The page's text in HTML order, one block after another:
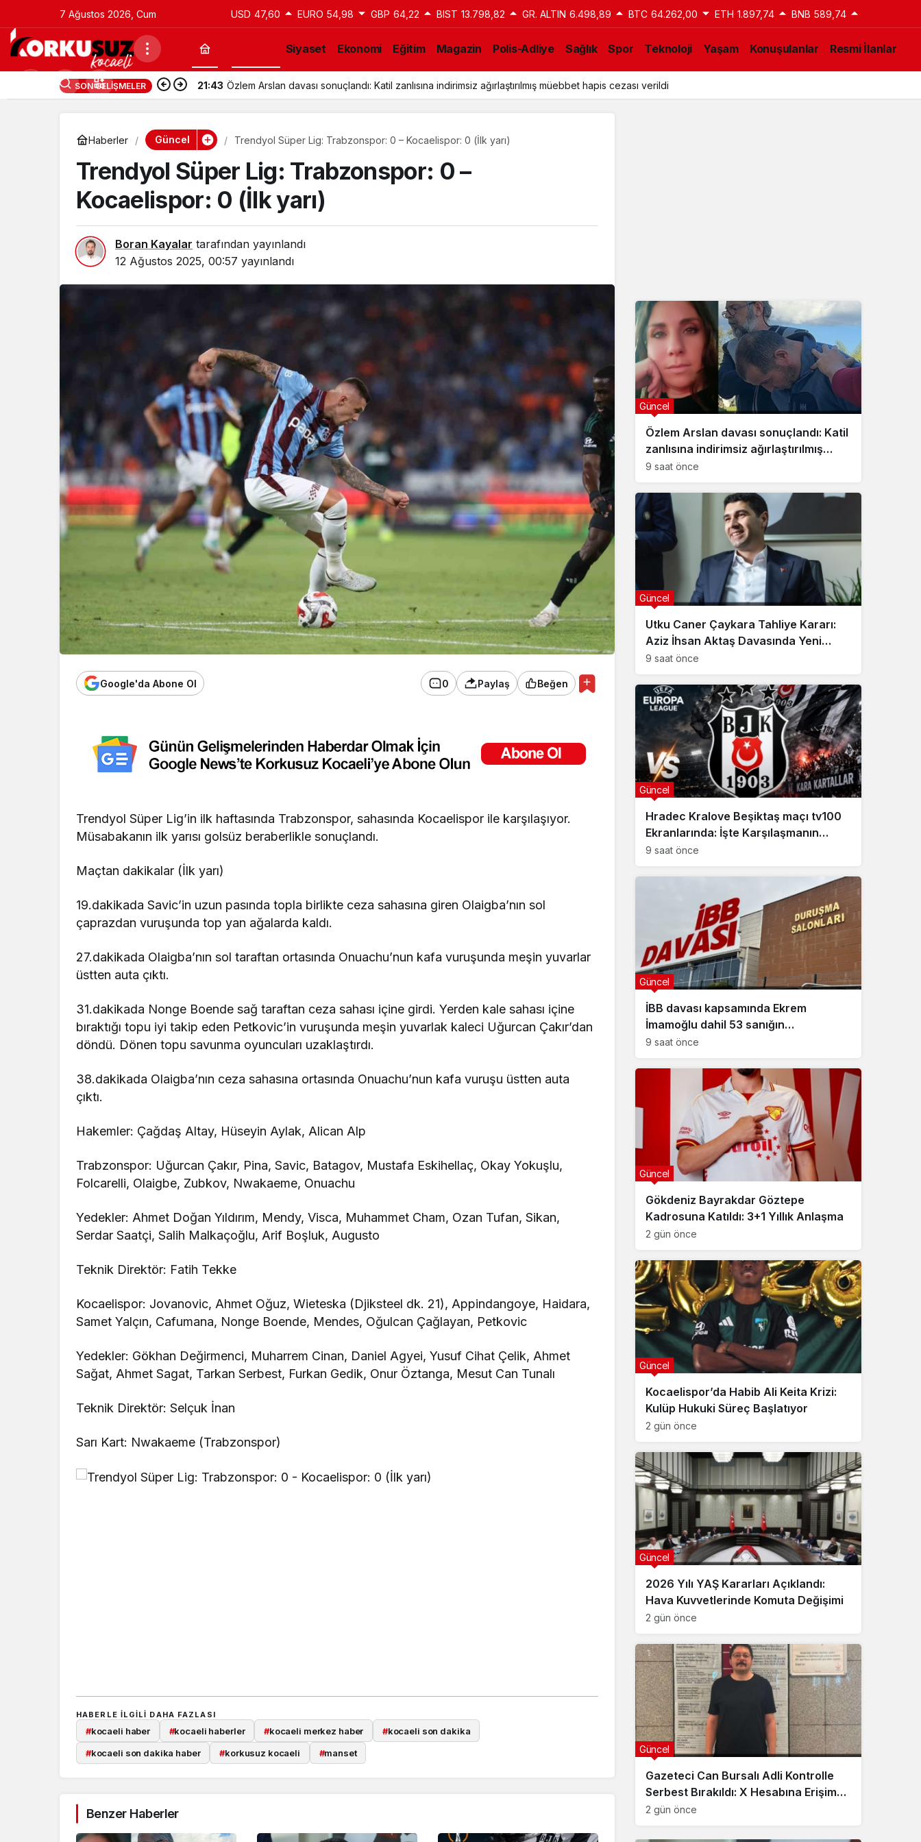
7 Ağustos 2026, Cum USD 47,60 EURO 54,98 GBP 64,22 BIST 13.798,82 GR. ALTIN 6.498,89 BTC 64.262,00 ETH 1.897,74 BNB 589,74
Siyaset Ekonomi Eğitim Magazin Polis-Adliye Sağlık Spor Teknoloji Yaşam Konuşulanlar Resmi İlanlar
SON GELIŞMELER 21:43 Özlem Arslan davası sonuçlandı: Katil zanlısına indirimsiz ağırlaştırılmış müebbet hapis cezası verildi
Haberler Güncel Trendyol Süper Lig: Trabzonspor: 0 – Kocaelispor: 0 (İlk yarı)
Trendyol Süper Lig: Trabzonspor: 0 –
Kocaelispor: 0 (İlk yarı)
Boran Kayalar tarafından yayınlandı
12 Ağustos 2025, 00:57 yayınlandı
Google'da Abone Ol 0 Paylaş Beğen
Trendyol Süper Lig’in ilk haftasında Trabzonspor, sahasında Kocaelispor ile karşılaşıyor.
Müsabakanın ilk yarısı golsüz beraberlikle sonuçlandı.
Maçtan dakikalar (İlk yarı)
19.dakikada Savic’in uzun pasında topla birlikte ceza sahasına giren Olaigba’nın sol
çaprazdan vuruşunda top yan ağalarda kaldı.
27.dakikada Olaigba’nın sol taraftan ortasında Onuachu’nun kafa vuruşunda meşin yuvarlar
üstten auta çıktı.
31.dakikada Nonge Boende sağ taraftan ceza sahası içine girdi. Yerden kale sahası içine
bıraktığı topu iyi takip eden Petkovic’in vuruşunda meşin yuvarlak kaleci Uğurcan Çakır’dan
döndü. Dönen topu savunma oyuncuları uzaklaştırdı.
38.dakikada Olaigba’nın ceza sahasına ortasında Onuachu’nun kafa vuruşu üstten auta
çıktı.
Hakemler: Çağdaş Altay, Hüseyin Aylak, Alican Alp
Trabzonspor: Uğurcan Çakır, Pina, Savic, Batagov, Mustafa Eskihellaç, Okay Yokuşlu,
Folcarelli, Olaigbe, Zubkov, Nwakaeme, Onuachu
Yedekler: Ahmet Doğan Yıldırım, Mendy, Visca, Muhammet Cham, Ozan Tufan, Sikan,
Serdar Saatçi, Salih Malkaçoğlu, Arif Boşluk, Augusto
Teknik Direktör: Fatih Tekke
Kocaelispor: Jovanovic, Ahmet Oğuz, Wieteska (Djiksteel dk. 21), Appindangoye, Haidara,
Samet Yalçın, Cafumana, Nonge Boende, Mendes, Oğulcan Çağlayan, Petkovic
Yedekler: Gökhan Değirmenci, Muharrem Cinan, Daniel Agyei, Yusuf Cihat Çelik, Ahmet
Sağat, Ahmet Sagat, Tarkan Serbest, Furkan Gedik, Onur Öztanga, Mesut Can Tunalı
Teknik Direktör: Selçuk İnan
Sarı Kart: Nwakaeme (Trabzonspor)
HABERLE ILGILI DAHA FAZLASI
#kocaeli haber #kocaeli haberler #kocaeli merkez haber #kocaeli son dakika
#kocaeli son dakika haber #korkusuz kocaeli #manset
Benzer Haberler
Özlem Arslan davası sonuçlandı: Katil
zanlısına indirimsiz ağırlaştırılmış
müebbet hapis cezası verildi
9 saat önce
Güncel
Utku Caner Çaykara Tahliye Kararı:
Aziz İhsan Aktaş Davasında Yeni
Gelişme
9 saat önce
Güncel
Hradec Kralove Beşiktaş maçı tv100
Ekranlarında: İşte Karşılaşmanın
Detayları
9 saat önce
Güncel
İBB davası kapsamında Ekrem
İmamoğlu dahil 53 sanığın
tutukluluğuna devam kararı
9 saat önce
Güncel
Gökdeniz Bayrakdar Göztepe
Kadrosuna Katıldı: 3+1 Yıllık Anlaşma
2 gün önce
Güncel
Kocaelispor’da Habib Ali Keita Krizi:
Kulüp Hukuki Süreç Başlatıyor
2 gün önce
Güncel
2026 Yılı YAŞ Kararları Açıklandı:
Hava Kuvvetlerinde Komuta Değişimi
2 gün önce
Güncel
Gazeteci Can Bursalı Adli Kontrolle
Serbest Bırakıldı: X Hesabına Erişim
Engeli Getirildi
2 gün önce
Güncel